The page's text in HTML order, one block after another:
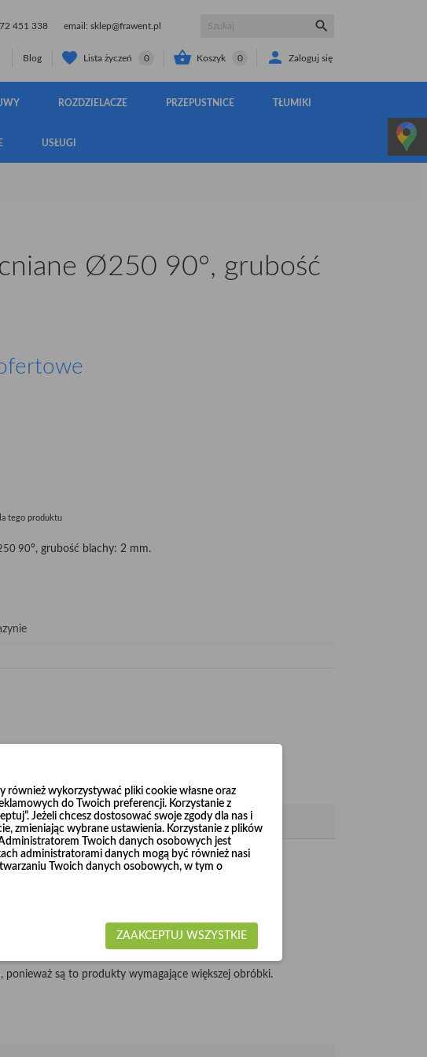
451 338 email: sklep@frawent.pl 
Blog Lista życzeń 0  Koszyk 0  Zaloguj się
ROZDZIELACZE PRZEPUSTNICE TŁUMIKI
USŁUGI
Ø250 90°, grubość
tego produktu
90°, grubość blachy: 2 mm.
od Ø120 do Ø1000.
ponieważ są to produkty wymagające większej obróbki.
wykorzystywać pliki cookie własne oraz
do Twoich preferencji. Korzystanie z
Jeżeli chcesz dostosować swoje zgody dla nas i
zmieniając wybrane ustawienia. Korzystanie z plików
Twoich danych osobowych jest
administratorami danych mogą być również nasi
Twoich danych osobowych, w tym o
ZAAKCEPTUJ WSZYSTKIE